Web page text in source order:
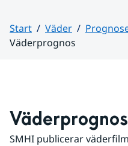
Start Väder
Väderprognos
Väderprognos
SMHI publicerar